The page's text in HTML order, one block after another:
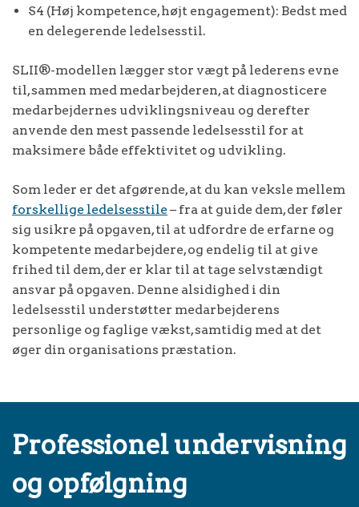
S4 (Høj kompetence, højt engagement): Bedst med
en delegerende ledelsesstil.
SLII®-modellen lægger stor vægt på lederens evne
til, sammen med medarbejderen, at diagnosticere
medarbejdernes udviklingsniveau og derefter
anvende den mest passende ledelsesstil for at
maksimere både effektivitet og udvikling.
Som leder er det afgørende, at du kan veksle mellem
forskellige ledelsesstile– fra at guide dem, der føler
sig usikre på opgaven, til at udfordre de erfarne og
kompetente medarbejdere, og endelig til at give
frihed til dem, der er klar til at tage selvstændigt
ansvar på opgaven. Denne alsidighed i din
ledelsesstil understøtter medarbejderens
personlige og faglige vækst, samtidig med at det
øger din organisations præstation.
Professionel undervisning
og opfølgning